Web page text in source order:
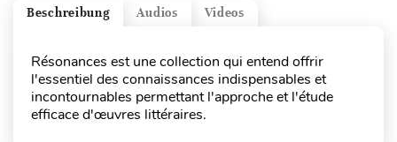
Videos
Audios
Beschreibung
Résonances est une collection qui entend offrir
l'essentiel des connaissances indispensables et
incontournables permettant l'approche et l'étude
efficace d'œuvres littéraires.